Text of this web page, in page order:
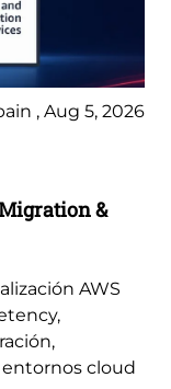
, Aug 5, 2026
&
AWS
cloud